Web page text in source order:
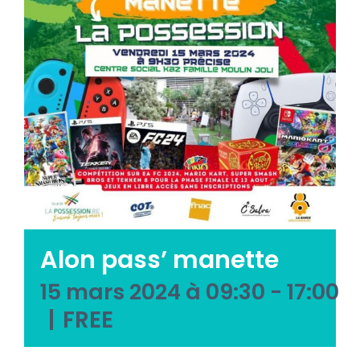
Emploi tourisme
Contact
Alon pass’ manette
15 mars 2024 à 09:30 - 17:00
| FREE